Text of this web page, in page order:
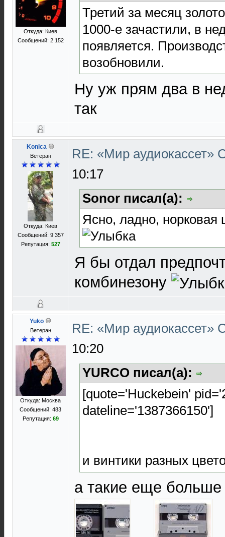
Откуда: Киев
Сообщений: 2 152
Третий за месяц
1000-е зачастили, в
появляется.
возобновили.
Ну уж прям два в
так
Konica
Ветеран
Откуда: Киев
Сообщений: 9 357
Репутация: 527
RE: «Мир аудиокассет»
10:17
Sonor писал(а):
Ясно, ладно, норковая
Я бы отдал
комбинезону
Yuko
Ветеран
Откуда: Москва
Сообщений: 483
Репутация: 69
RE: «Мир аудиокассет»
10:20
YURCO писал(а):
[quote='Huckebein'
dateline='1387366150']
и винтики разных
а такие еще